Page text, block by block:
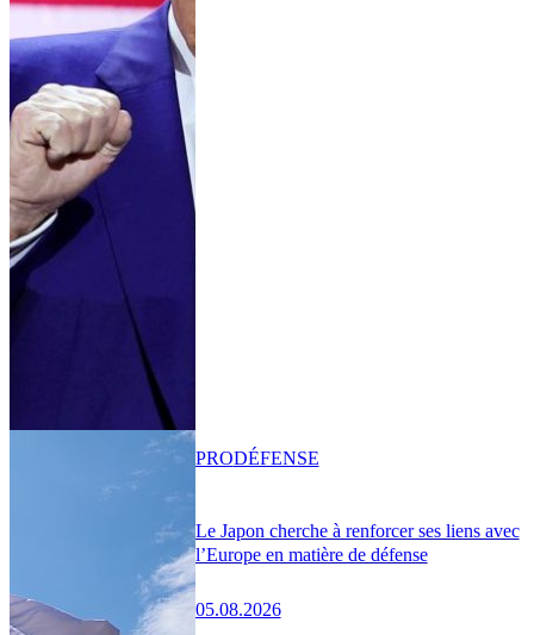
Le Japon cherche à renforcer ses liens avec
l’Europe en matière de défense
05.08.2026
PRODÉFENSE